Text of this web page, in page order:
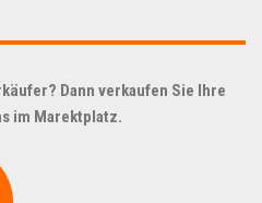
Dann verkaufen Sie Ihre
im Marektplatz.